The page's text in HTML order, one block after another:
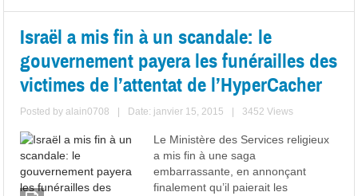
Israël a mis fin à un scandale: le
gouvernement payera les funérailles des
victimes de l’attentat de l’HyperCacher
Posted byalain0708 Date: janvier 15, 2015 3452 Views
Le Ministère des Services religieux
a mis fin à une saga
embarrassante, en annonçant
finalement qu’il paierait les